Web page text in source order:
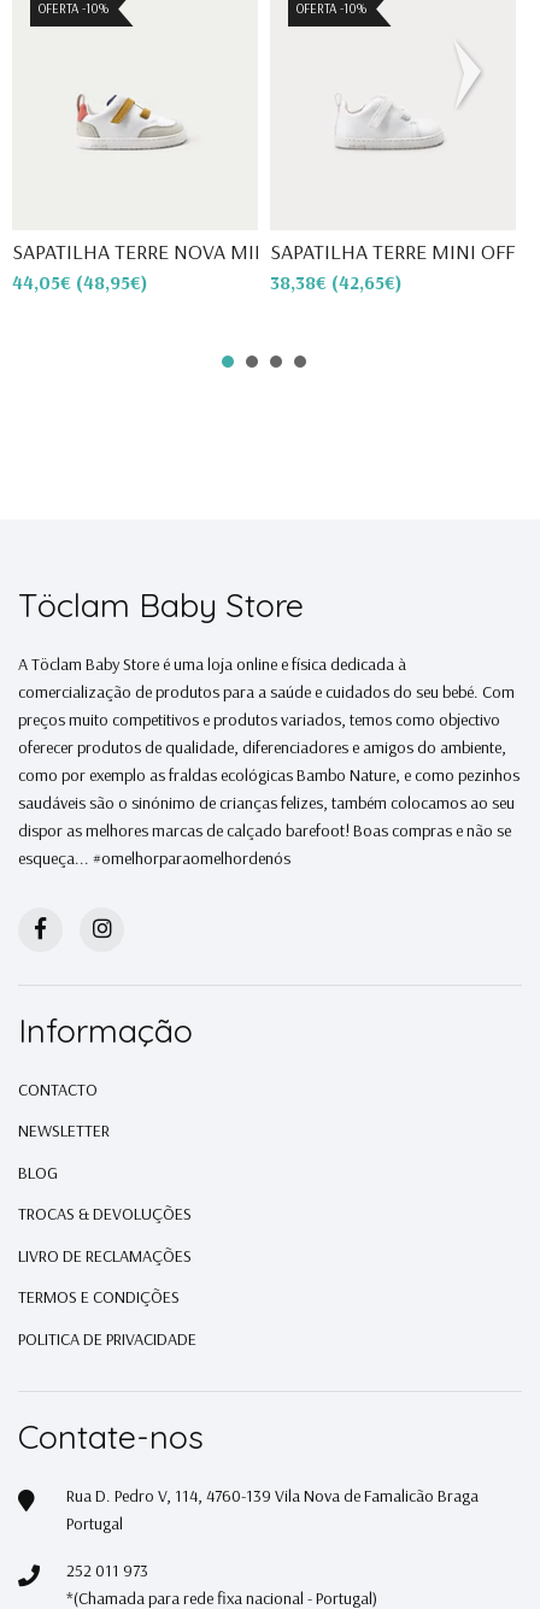
OFERTA -10%
SAPATILHA TERRE NOVA MINI D...
44,05€ (48,95€)
OFERTA -10%
SAPATILHA TERRE MINI OFF
38,38€ (42,65€)
Töclam Baby Store
A Töclam Baby Store é uma loja online e física dedicada à
comercialização de produtos para a saúde e cuidados do seu bebé. Com
preços muito competitivos e produtos variados, temos como objectivo
oferecer produtos de qualidade, diferenciadores e amigos do ambiente,
como por exemplo as fraldas ecológicas Bambo Nature, e como pezinhos
saudáveis são o sinónimo de crianças felizes, também colocamos ao seu
dispor as melhores marcas de calçado barefoot! Boas compras e não se
esqueça... #omelhorparaomelhordenós
Informação
CONTACTO
NEWSLETTER
BLOG
TROCAS & DEVOLUÇÕES
LIVRO DE RECLAMAÇÕES
TERMOS E CONDIÇÕES
POLITICA DE PRIVACIDADE
Contate-nos
Rua D. Pedro V, 114, 4760-139 Vila Nova de Famalicão Braga
Portugal
252 011 973
*(Chamada para rede fixa nacional - Portugal)